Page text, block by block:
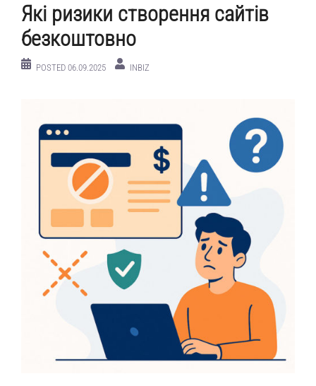
Які ризики створення сайтів
безкоштовно
POSTED 06.09.2025 INBIZ